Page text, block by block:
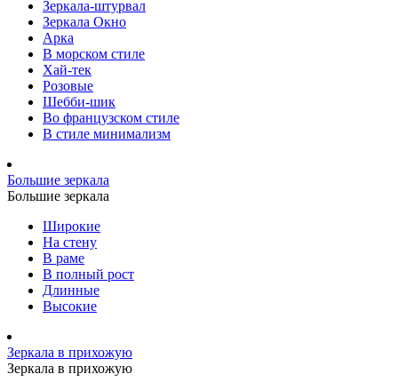
Зеркала-штурвал
Зеркала Окно
Арка
В морском стиле
Хай-тек
Розовые
Шебби-шик
Во французском стиле
В стиле минимализм
Большие зеркала
Большие зеркала
Широкие
На стену
В раме
В полный рост
Длинные
Высокие
Зеркала в прихожую
Зеркала в прихожую